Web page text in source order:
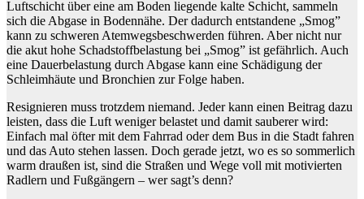
Luftschicht über eine am Boden liegende kalte Schicht, sammeln
sich die Abgase in Bodennähe. Der dadurch entstandene „Smog”
kann zu schweren Atemwegsbeschwerden führen. Aber nicht nur
die akut hohe Schadstoffbelastung bei „Smog” ist gefährlich. Auch
eine Dauerbelastung durch Abgase kann eine Schädigung der
Schleimhäute und Bronchien zur Folge haben.
Resignieren muss trotzdem niemand. Jeder kann einen Beitrag dazu
leisten, dass die Luft weniger belastet und damit sauberer wird:
Einfach mal öfter mit dem Fahrrad oder dem Bus in die Stadt fahren
und das Auto stehen lassen. Doch gerade jetzt, wo es so sommerlich
warm draußen ist, sind die Straßen und Wege voll mit motivierten
Radlern und Fußgängern – wer sagt’s denn?